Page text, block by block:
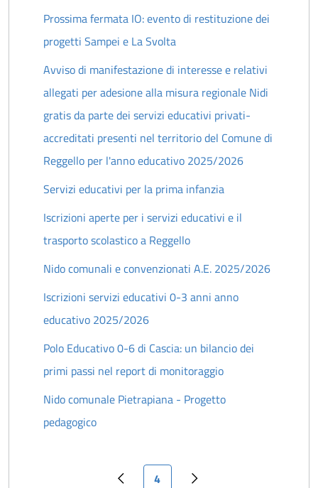
Prossima fermata IO: evento di restituzione dei
progetti Sampei e La Svolta
Avviso di manifestazione di interesse e relativi
allegati per adesione alla misura regionale Nidi
gratis da parte dei servizi educativi privati-
accreditati presenti nel territorio del Comune di
Reggello per l'anno educativo 2025/2026
Servizi educativi per la prima infanzia
Iscrizioni aperte per i servizi educativi e il
trasporto scolastico a Reggello
Nido comunali e convenzionati A.E. 2025/2026
Iscrizioni servizi educativi 0-3 anni anno
educativo 2025/2026
Polo Educativo 0-6 di Cascia: un bilancio dei
primi passi nel report di monitoraggio
Nido comunale Pietrapiana - Progetto
pedagogico
Pagina attuale
4